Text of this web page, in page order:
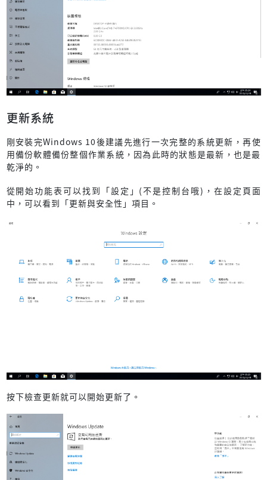
更新系統
剛安裝完Windows 10後建議先進行一次完整的系統更新，再使
用備份軟體備份整個作業系統，因為此時的狀態是最新，也是最
乾淨的。
從開始功能表可以找到「設定」(不是控制台哦)，在設定頁面
中，可以看到「更新與安全性」項目。
按下檢查更新就可以開始更新了。